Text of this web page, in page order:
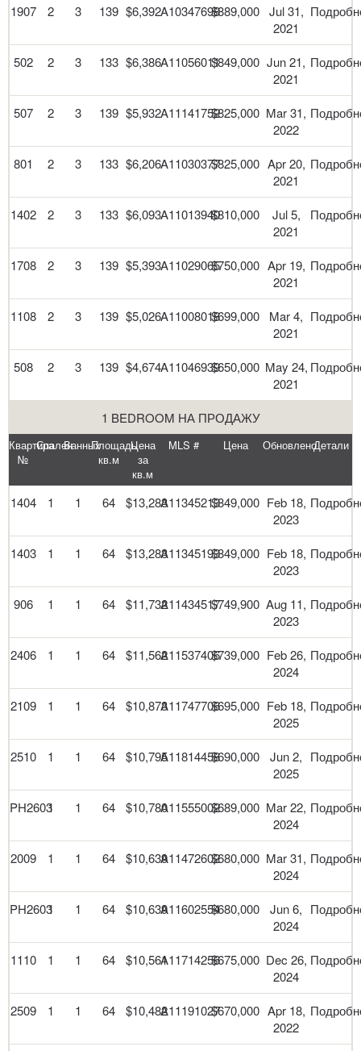
1907 2 3 139 $6,392A10347698$889,000 Jul 31,
2021
502 2 3 133 $6,386A11056011$849,000 Jun 21,
2021
507 2 3 139 $5,932A11141752$825,000 Mar 31,
2022
801 2 3 133 $6,206A11030377$825,000 Apr 20,
2021
1402 2 3 133 $6,093A11013940$810,000
Jul 5,
2021
1708 2 3 139 $5,393A11029065$750,000 Apr 19,
2021
1108 2 3 139 $5,026A11008018$699,000
Mar 4,
2021
508 2 3 139 $4,674A11046939$650,000 May 24,
2021
1 BEDROOM НА ПРОДАЖУ
Квартира
№
СпаленВанныхПлощадь
кв.м
Цена
за
кв.м
MLS # Цена ОбновленоДетали
1404 1 1 64 $13,283A11345213$849,000 Feb 18,
2023
1403 1 1 64 $13,283A11345193$849,000 Feb 18,
2023
906 1 1 64 $11,732A11434517$749,900 Aug 11,
2023
2406 1 1 64 $11,562A11537406$739,000 Feb 26,
2024
2109 1 1 64 $10,873A11747706$695,000 Feb 18,
2025
2510 1 1 64 $10,795A11814458$690,000
Jun 2,
2025
PH2603
1 1 64 $10,780A11555002$689,000 Mar 22,
2024
2009 1 1 64 $10,639A11472602$680,000 Mar 31,
2024
PH2603
1 1 64 $10,639A11602554$680,000
Jun 6,
2024
1110 1 1 64 $10,561A11714256$675,000 Dec 26,
2024
2509 1 1 64 $10,482A11191027$670,000 Apr 18,
2022